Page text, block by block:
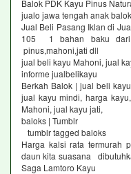
Balok PDK Kayu Pinus
jualo jawa tengah anak
Jual Beli Pasang Iklan di
105 1 bahan baku dari
pinus,mahoni,jati dll
jual beli kayu Mahoni, jual
informe jualbelikayu
Berkah Balok | jual beli
jual kayu mindi, harga
Mahoni, jual kayu jati,
baloks | Tumblr
tumblr tagged baloks
Harga kalsi rata termurah
daun kita suasana
Saga Lamtoro Kayu